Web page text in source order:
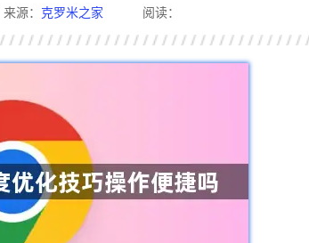
来源： 克罗米之家 阅读：